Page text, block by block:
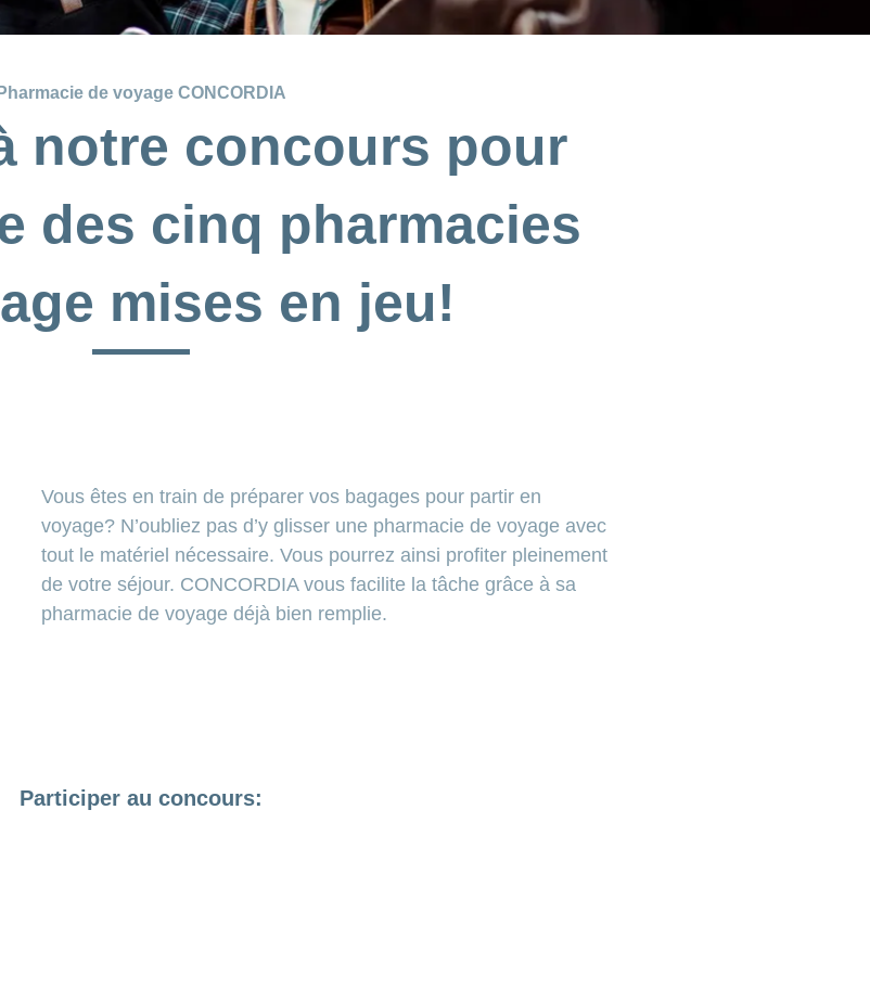
Pharmacie de voyage CONCORDIA
notre concours pour
des cinq pharmacies
mises en jeu!
Vous êtes en train de préparer vos bagages pour partir en
voyage? N’oubliez pas d’y glisser une pharmacie de voyage avec
tout le matériel nécessaire. Vous pourrez ainsi profiter pleinement
de votre séjour. CONCORDIA vous facilite la tâche grâce à sa
pharmacie de voyage déjà bien remplie.
Participer au concours: